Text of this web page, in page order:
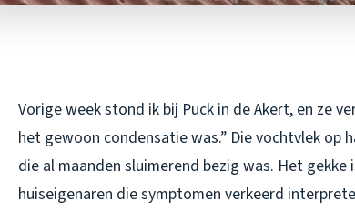
Vorige week stond ik bij Puck in de Akert, en ze
het gewoon condensatie was.” Die vochtvlek op
die al maanden sluimerend bezig was. Het
huiseigenaren die symptomen verkeerd